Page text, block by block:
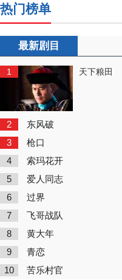
热门榜单
最新剧目
1 天下粮田
2 东风破
3 枪口
4 索玛花开
5 爱人同志
6 过界
7 飞哥战队
8 黄大年
9 青恋
10 苦乐村官